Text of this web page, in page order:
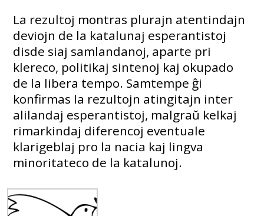
La rezultoj montras plurajn atentindajn
deviojn de la katalunaj esperantistoj
disde siaj samlandanoj, aparte pri
klereco, politikaj sintenoj kaj okupado
de la libera tempo. Samtempe ĝi
konfirmas la rezultojn atingitajn inter
alilandaj esperantistoj, malgraŭ kelkaj
rimarkindaj diferencoj eventuale
klarigeblaj pro la nacia kaj lingva
minoritateco de la katalunoj.